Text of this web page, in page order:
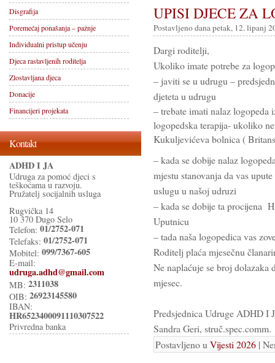
UPISI DJECE ZA
Postavljeno dana petak, 12. lipanj
Dargi roditelji,
Ukoliko imate potrebe za
– javiti se u udrugu –
djeteta u udrugu
– trebate imati nalaz logopeda
logopedska terapija- ukoliko
Kukuljevićeva bolnica (
– kada se dobije nalaz
mjestu stanovanja da vas
uslugu u našoj udruzi
– kada se dobije ta procijena
Uputnicu
– tada naša logopedica vas
Roditelj plaća mjesečnu
Ne naplaćuje se broj dolazaka
mjesec.
Predsjednica Udruge ADHD I
Sandra Geri, struč.spec.comm.
Postavljeno u Vijesti 2026 |
Disgrafija
Poremećaj ponašanja – pažnje
Individualni pristup učenju
Djeca rastavljenih roditelja
Zlostavljana djeca
Donacije
Financijeri projekata
Kontakt
ADHD I JA
Udruga za pomoć djeci s
teškoćama u razvoju.
Pružatelj socijalnih usluga
Rugvička 14
10 370 Dugo Selo
Telefon: 01/2752-071
Telefaks: 01/2752-071
Mobitel: 099/7367-605
E-mail:
udruga.adhd@gmail.com
MB: 2311038
OIB: 26923145580
IBAN:
HR6523400091110307522
Privredna banka